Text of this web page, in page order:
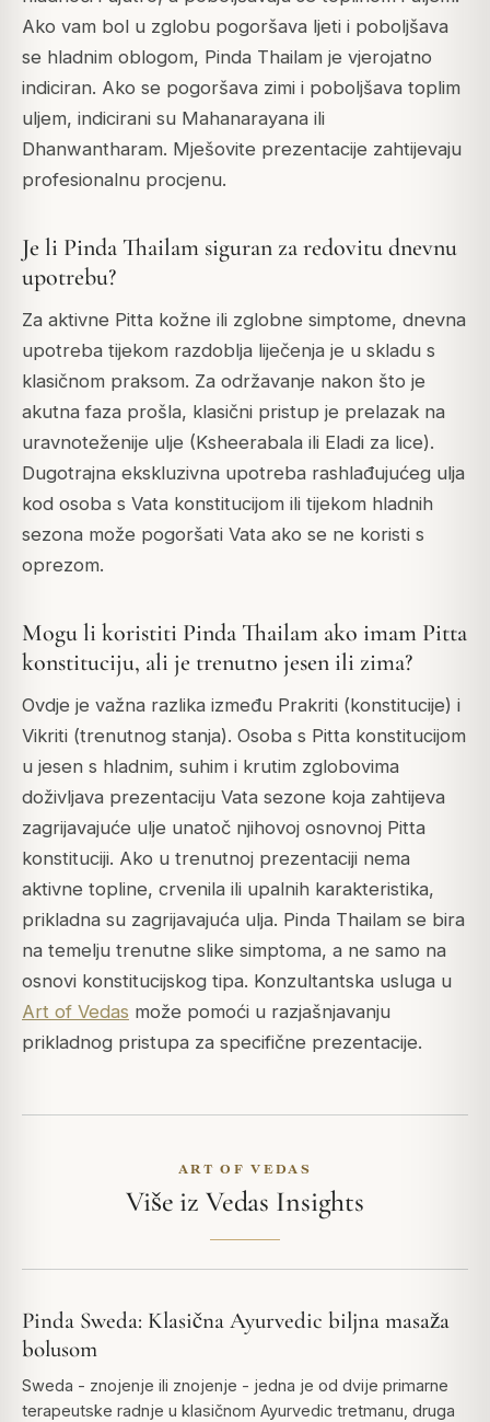
Ako vam bol u zglobu pogoršava ljeti i poboljšava
se hladnim oblogom, Pinda Thailam je vjerojatno
indiciran. Ako se pogoršava zimi i poboljšava toplim
uljem, indicirani su Mahanarayana ili
Dhanwantharam. Mješovite prezentacije zahtijevaju
profesionalnu procjenu.
Je li Pinda Thailam siguran za redovitu dnevnu
upotrebu?
Za aktivne Pitta kožne ili zglobne simptome, dnevna
upotreba tijekom razdoblja liječenja je u skladu s
klasičnom praksom. Za održavanje nakon što je
akutna faza prošla, klasični pristup je prelazak na
uravnoteženije ulje (Ksheerabala ili Eladi za lice).
Dugotrajna ekskluzivna upotreba rashlađujućeg ulja
kod osoba s Vata konstitucijom ili tijekom hladnih
sezona može pogoršati Vata ako se ne koristi s
oprezom.
Mogu li koristiti Pinda Thailam ako imam Pitta
konstituciju, ali je trenutno jesen ili zima?
Ovdje je važna razlika između Prakriti (konstitucije) i
Vikriti (trenutnog stanja). Osoba s Pitta konstitucijom
u jesen s hladnim, suhim i krutim zglobovima
doživljava prezentaciju Vata sezone koja zahtijeva
zagrijavajuće ulje unatoč njihovoj osnovnoj Pitta
konstituciji. Ako u trenutnoj prezentaciji nema
aktivne topline, crvenila ili upalnih karakteristika,
prikladna su zagrijavajuća ulja. Pinda Thailam se bira
na temelju trenutne slike simptoma, a ne samo na
osnovi konstitucijskog tipa. Konzultantska usluga u
Art of Vedas može pomoći u razjašnjavanju
prikladnog pristupa za specifične prezentacije.
ART OF VEDAS
Više iz Vedas Insights
Pinda Sweda: Klasična Ayurvedic biljna masaža
bolusom
Sweda - znojenje ili znojenje - jedna je od dvije primarne
terapeutske radnje u klasičnom Ayurvedic tretmanu, druga